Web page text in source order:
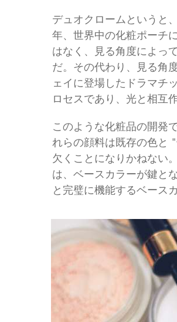
デュオクロームというと
年、世界中の化粧ポーチ
はなく、見る角度によっ
だ。その代わり、見る角
ェイに登場したドラマチ
ロセスであり、光と相互
このような化粧品の開発
れらの顔料は既存の色と
欠くことになりかねない
は、ベースカラーが鍵と
と完璧に機能するベース